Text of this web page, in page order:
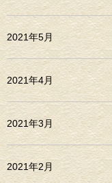
2021年5月
2021年4月
2021年3月
2021年2月